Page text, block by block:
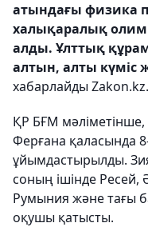
атындағы физика
халықаралық
алды. Ұлттық
алтын, алты күміс
хабарлайды Zakon.kz.
ҚР БҒМ
Ферғана қаласында
ұйымдастырылды.
соның ішінде Ресей,
Румыния және тағы
оқушы қатысты.